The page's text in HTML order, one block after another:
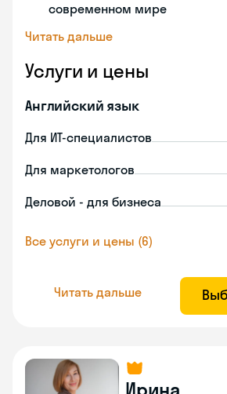
современном мире
Читать дальше
Услуги и цены
Английский язык
Для ИТ-специалистов
Для маркетологов
Деловой - для бизнеса
Все услуги и цены (6)
Читать дальше
Ирина